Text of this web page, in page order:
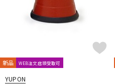
新品 WEB注文店頭受取可
YUPON